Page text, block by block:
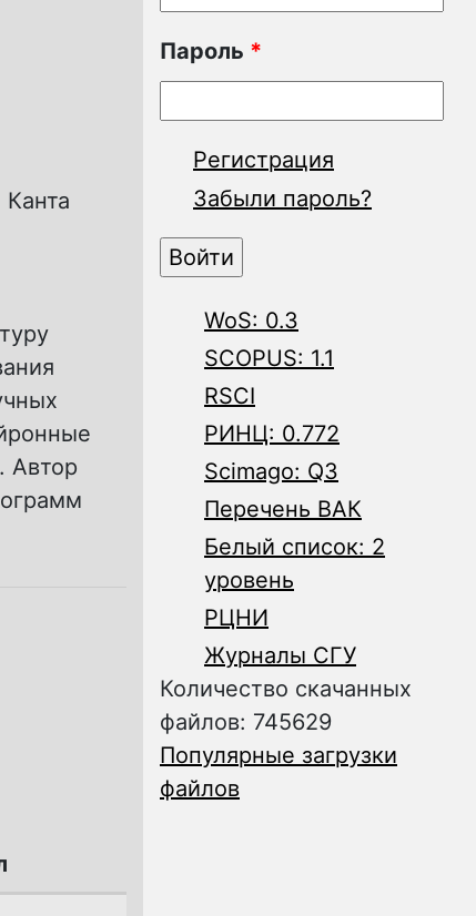
Автор
Пароль *
Регистрация
Забыли пароль?
WoS: 0.3
SCOPUS: 1.1
RSCI
РИНЦ: 0.772
Scimago: Q3
Перечень ВАК
Белый список: 2
уровень
РЦНИ
Журналы СГУ
Количество скачанных
файлов: 745629
Популярные загрузки
файлов